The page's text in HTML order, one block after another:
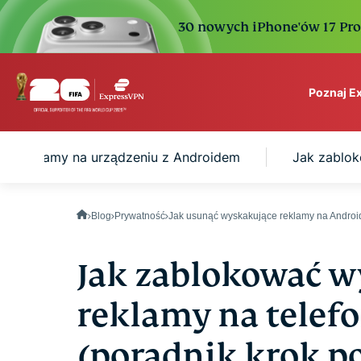
30 nowych iPhone'ów 17
Poznaj
VPN protection for
reklamy na urządzeniu z Androidem Jak
Blog Prywatność Jak usunąć wyskakujące reklamy na
Jak zablokować
reklamy na